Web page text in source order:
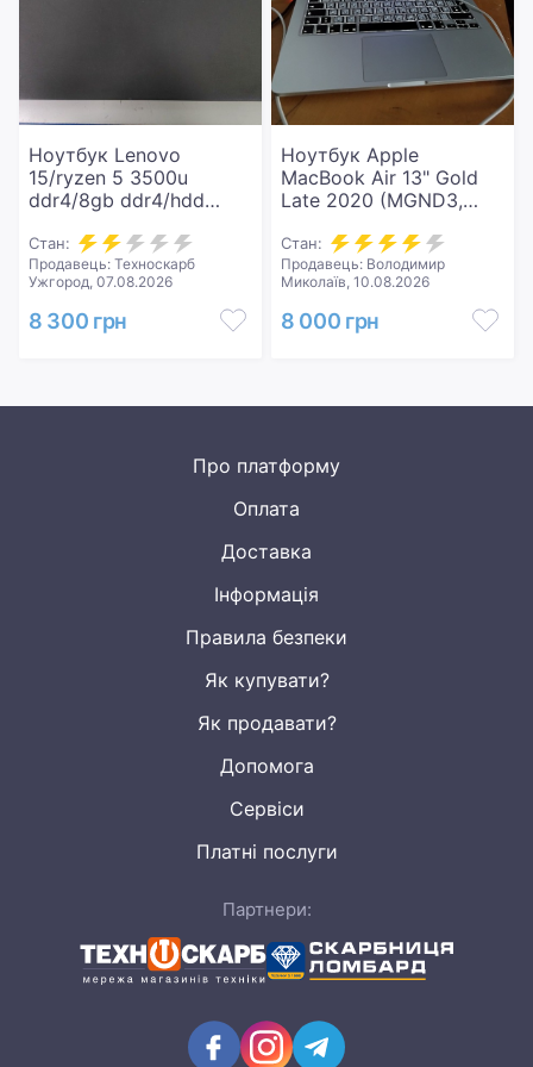
Ноутбук Lenovo
15/ryzen 5 3500u
ddr4/8gb ddr4/hdd
gb/*інтегрована
Стан:
Продавець: Техноскарб
Ужгород, 07.08.2026
8 300 грн
Ноутбук Apple
MacBook Air 13" Gold
Late 2020 (MGND3,
Стан:
Продавець: Володимир
Миколаїв, 10.08.2026
8 000 грн
Про платформу
Оплата
Доставка
Інформація
Правила безпеки
Як купувати?
Як продавати?
Допомога
Сервіси
Платні послуги
Партнери: